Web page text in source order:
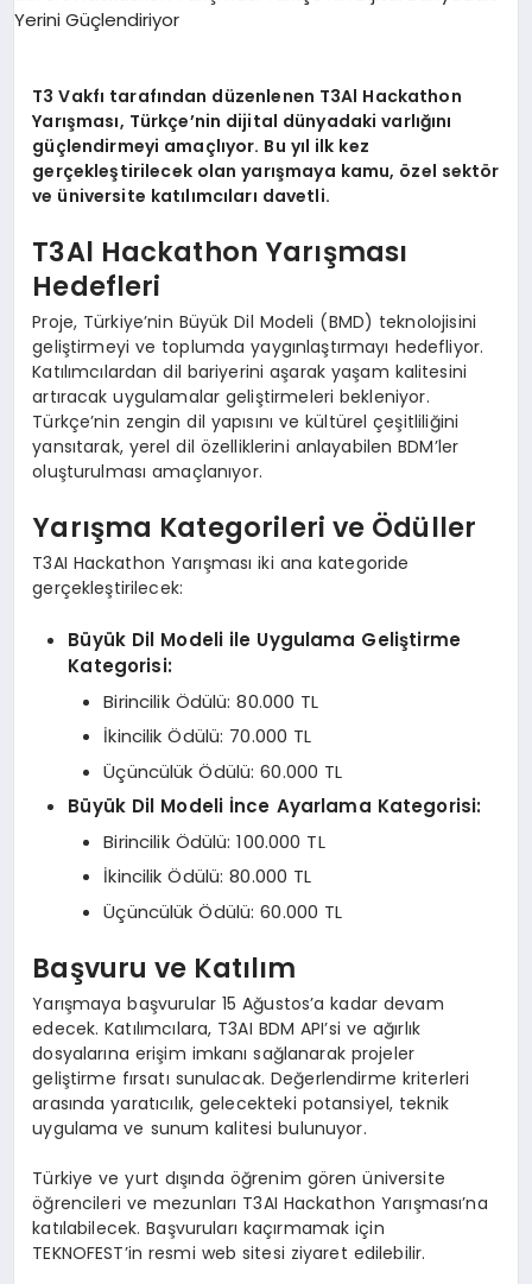
T3 Vakfı tarafından düzenlenen T3Al Hackathon
Yarışması, Türkçe’nin dijital dünyadaki varlığını
güçlendirmeyi amaçlıyor. Bu yıl ilk kez
gerçekleştirilecek olan yarışmaya kamu, özel sektör
ve üniversite katılımcıları davetli.
T3Al Hackathon Yarışması
Hedefleri
Proje, Türkiye’nin Büyük Dil Modeli (BMD) teknolojisini
geliştirmeyi ve toplumda yaygınlaştırmayı hedefliyor.
Katılımcılardan dil bariyerini aşarak yaşam kalitesini
artıracak uygulamalar geliştirmeleri bekleniyor.
Türkçe’nin zengin dil yapısını ve kültürel çeşitliliğini
yansıtarak, yerel dil özelliklerini anlayabilen BDM’ler
oluşturulması amaçlanıyor.
Yarışma Kategorileri ve Ödüller
T3AI Hackathon Yarışması iki ana kategoride
gerçekleştirilecek:
Büyük Dil Modeli ile Uygulama Geliştirme
Kategorisi:
Birincilik Ödülü: 80.000 TL
İkincilik Ödülü: 70.000 TL
Üçüncülük Ödülü: 60.000 TL
Büyük Dil Modeli İnce Ayarlama Kategorisi:
Birincilik Ödülü: 100.000 TL
İkincilik Ödülü: 80.000 TL
Üçüncülük Ödülü: 60.000 TL
Başvuru ve Katılım
Yarışmaya başvurular 15 Ağustos’a kadar devam
edecek. Katılımcılara, T3AI BDM API’si ve ağırlık
dosyalarına erişim imkanı sağlanarak projeler
geliştirme fırsatı sunulacak. Değerlendirme kriterleri
arasında yaratıcılık, gelecekteki potansiyel, teknik
uygulama ve sunum kalitesi bulunuyor.
Türkiye ve yurt dışında öğrenim gören üniversite
öğrencileri ve mezunları T3AI Hackathon Yarışması’na
katılabilecek. Başvuruları kaçırmamak için
TEKNOFEST’in resmi web sitesi ziyaret edilebilir.